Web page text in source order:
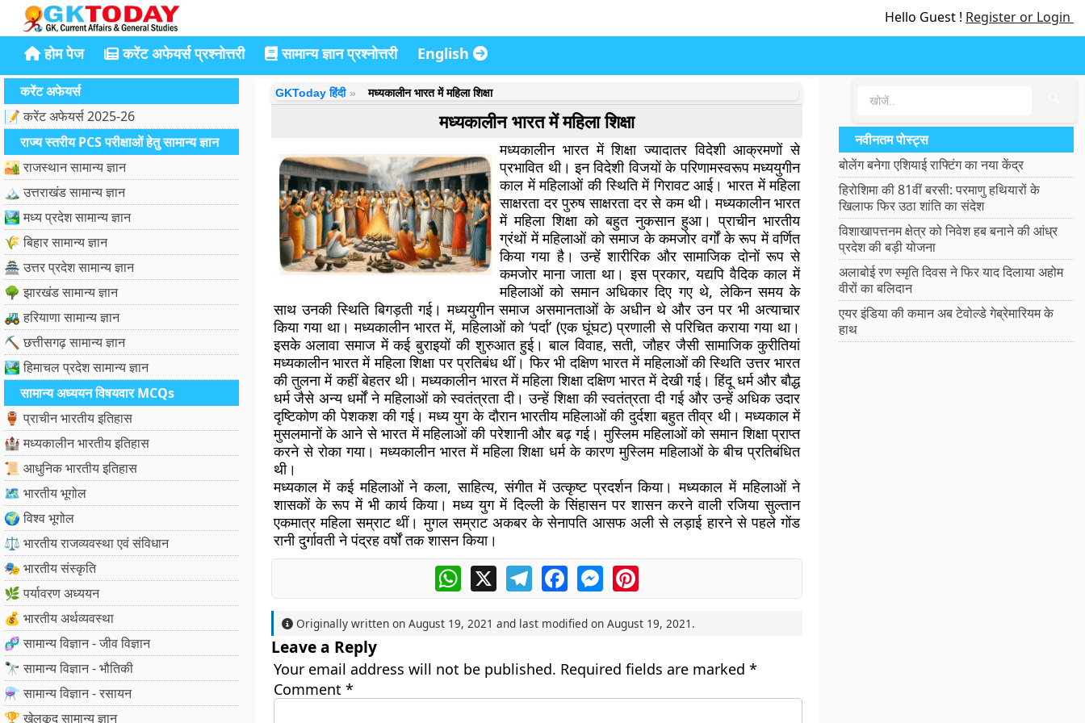
Hello Guest ! Register or Login
होम पेज करेंट अफेयर्स प्रश्नोत्तरी सामान्य ज्ञान प्रश्नोत्तरी English
करेंट अफेयर्स
📝 करेंट अफेयर्स 2025-26
राज्य स्तरीय PCS परीक्षाओं हेतु सामान्य ज्ञान
🏜️ राजस्थान सामान्य ज्ञान
🏔️ उत्तराखंड सामान्य ज्ञान
🏞️ मध्य प्रदेश सामान्य ज्ञान
🌾 बिहार सामान्य ज्ञान
🏯 उत्तर प्रदेश सामान्य ज्ञान
🌳 झारखंड सामान्य ज्ञान
🚜 हरियाणा सामान्य ज्ञान
⛏️ छत्तीसगढ़ सामान्य ज्ञान
🏞️ हिमाचल प्रदेश सामान्य ज्ञान
सामान्य अध्ययन विषयवार MCQs
🏺 प्राचीन भारतीय इतिहास
🏰 मध्यकालीन भारतीय इतिहास
📜 आधुनिक भारतीय इतिहास
🗺️ भारतीय भूगोल
🌍 विश्व भूगोल
⚖️ भारतीय राजव्यवस्था एवं संविधान
🎭 भारतीय संस्कृति
🌿 पर्यावरण अध्ययन
💰 भारतीय अर्थव्यवस्था
🧬 सामान्य विज्ञान - जीव विज्ञान
🔭 सामान्य विज्ञान - भौतिकी
⚗️ सामान्य विज्ञान - रसायन
🏆 खेलकूद सामान्य ज्ञान
GKToday हिंदी मध्यकालीन भारत में महिला शिक्षा
मध्यकालीन भारत में महिला शिक्षा
मध्यकालीन भारत में शिक्षा ज्यादातर विदेशी आक्रमणों से
प्रभावित थी। इन विदेशी विजयों के परिणामस्वरूप मध्ययुगीन
काल में महिलाओं की स्थिति में गिरावट आई। भारत में महिला
साक्षरता दर पुरुष साक्षरता दर से कम थी। मध्यकालीन भारत
में महिला शिक्षा को बहुत नुकसान हुआ। प्राचीन भारतीय
ग्रंथों में महिलाओं को समाज के कमजोर वर्गों के रूप में वर्णित
किया गया है। उन्हें शारीरिक और सामाजिक दोनों रूप से
कमजोर माना जाता था। इस प्रकार, यद्यपि वैदिक काल में
महिलाओं को समान अधिकार दिए गए थे, लेकिन समय के
साथ उनकी स्थिति बिगड़ती गई। मध्ययुगीन समाज असमानताओं के अधीन थे और उन पर भी अत्याचार
किया गया था। मध्यकालीन भारत में, महिलाओं को ‘पर्दा’ (एक घूंघट) प्रणाली से परिचित कराया गया था।
इसके अलावा समाज में कई बुराइयों की शुरुआत हुई। बाल विवाह, सती, जौहर जैसी सामाजिक कुरीतियां
मध्यकालीन भारत में महिला शिक्षा पर प्रतिबंध थीं। फिर भी दक्षिण भारत में महिलाओं की स्थिति उत्तर भारत
की तुलना में कहीं बेहतर थी। मध्यकालीन भारत में महिला शिक्षा दक्षिण भारत में देखी गई। हिंदू धर्म और बौद्ध
धर्म जैसे अन्य धर्मों ने महिलाओं को स्वतंत्रता दी। उन्हें शिक्षा की स्वतंत्रता दी गई और उन्हें अधिक उदार
दृष्टिकोण की पेशकश की गई। मध्य युग के दौरान भारतीय महिलाओं की दुर्दशा बहुत तीव्र थी। मध्यकाल में
मुसलमानों के आने से भारत में महिलाओं की परेशानी और बढ़ गई। मुस्लिम महिलाओं को समान शिक्षा प्राप्त
करने से रोका गया। मध्यकालीन भारत में महिला शिक्षा धर्म के कारण मुस्लिम महिलाओं के बीच प्रतिबंधित
थी।
मध्यकाल में कई महिलाओं ने कला, साहित्य, संगीत में उत्कृष्ट प्रदर्शन किया। मध्यकाल में महिलाओं ने
शासकों के रूप में भी कार्य किया। मध्य युग में दिल्ली के सिंहासन पर शासन करने वाली रजिया सुल्तान
एकमात्र महिला सम्राट थीं। मुगल सम्राट अकबर के सेनापति आसफ अली से लड़ाई हारने से पहले गोंड
रानी दुर्गावती ने पंद्रह वर्षों तक शासन किया।
WhatsApp
X TelegramFacebookMessengerPinterest
Originally written on August 19, 2021 and last modified on August 19, 2021 .
Leave a Reply
Your email address will not be published. Required fields are marked *
Comment *
नवीनतम पोस्ट्स
बोलेंग बनेगा एशियाई राफ्टिंग का नया केंद्र
हिरोशिमा की 81वीं बरसी: परमाणु हथियारों के
खिलाफ फिर उठा शांति का संदेश
विशाखापत्तनम क्षेत्र को निवेश हब बनाने की आंध्र
प्रदेश की बड़ी योजना
अलाबोई रण स्मृति दिवस ने फिर याद दिलाया अहोम
वीरों का बलिदान
एयर इंडिया की कमान अब टेवोल्डे गेब्रेमारियम के
हाथ